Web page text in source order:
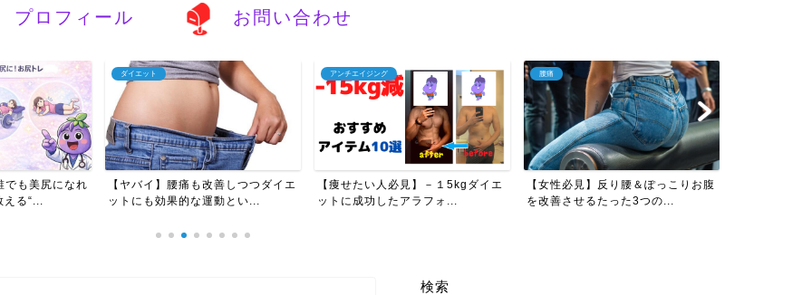
プロフィール
お問い合わせ
でも美尻になれ
える“...
ダイエット
【ヤバイ】腰痛も改善しつつダイエ
ットにも効果的な運動とい...
アンチエイジング
【痩せたい人必見】－１5kgダイエ
ットに成功したアラフォ...
腰痛
【女性必見】反り腰＆ぽっこりお腹
を改善させるたった3つの...
検索